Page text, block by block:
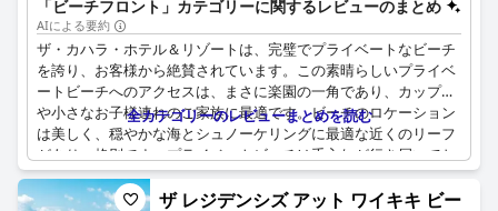
「ビーチフロント」カテゴリーに関するレビューのまとめ
AIによる要約
ザ・カハラ・ホテル＆リゾートは、完璧でプライベートなビーチ
を誇り、お客様から絶賛されています。この素晴らしいプライベ
ートビーチへのアクセスは、まさに楽園の一角であり、カップル
や小さなお子様連れのご家族に最適です。ビーチのロケーション
は美しく、穏やかな海とシュノーケリングに最適な近くのリーフ
があり、格別です。プライベートビーチは手入れが行き届いてお
り、保護されており、イルカが静かなビーチに魅力を添えていま
す。このビーチはホテル宿泊者のみがアクセスできます。ビーチ
全カテゴリーのレビューまとめを読む
ザ レジデンシズ アット ワイキキ ビー